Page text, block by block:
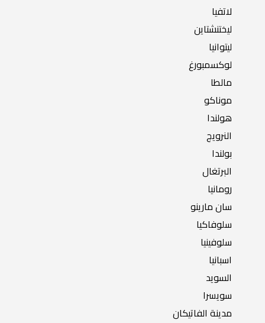
لاتفيا
ليختنشتاين
ليتوانيا
لوكسمبورغ
مالطا
موناكو
هولندا
النرويج
بولندا
البرتغال
رومانيا
سان مارينو
سلوفاكيا
سلوفينيا
اسبانيا
السويد
سويسرا
مدينة الفاتيكان